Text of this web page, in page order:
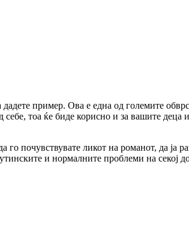
пример. Ова е една од големите
тоа ќе биде корисно и за вашите деца
почувствувате ликот на романот, да ја
и нормалните проблеми на